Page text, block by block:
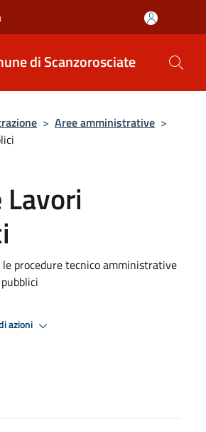
di Scanzorosciate
> Aree amministrative >
procedure tecnico amministrative
azioni